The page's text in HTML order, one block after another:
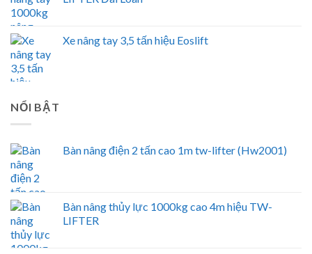
Xe nâng tay 3,5 tấn hiệu Eoslift
NỔI BẬT
Bàn nâng điện 2 tấn cao 1m tw-lifter (Hw2001)
Bàn nâng thủy lực 1000kg cao 4m hiệu TW-
LIFTER